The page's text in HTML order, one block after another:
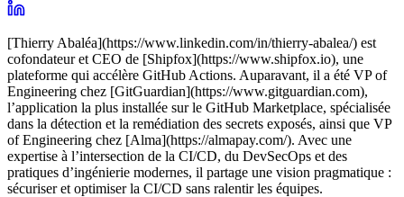
[Thierry Abaléa](https://www.linkedin.com/in/thierry-abalea/) est
cofondateur et CEO de [Shipfox](https://www.shipfox.io), une
plateforme qui accélère GitHub Actions. Auparavant, il a été VP of
Engineering chez [GitGuardian](https://www.gitguardian.com),
l’application la plus installée sur le GitHub Marketplace, spécialisée
dans la détection et la remédiation des secrets exposés, ainsi que VP
of Engineering chez [Alma](https://almapay.com/). Avec une
expertise à l’intersection de la CI/CD, du DevSecOps et des
pratiques d’ingénierie modernes, il partage une vision pragmatique :
sécuriser et optimiser la CI/CD sans ralentir les équipes.